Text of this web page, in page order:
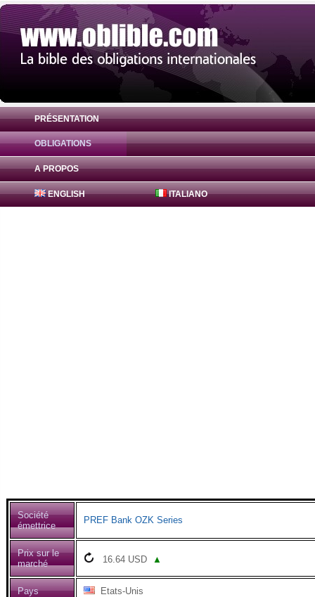
PRÉSENTATION
OBLIGATIONS
A PROPOS
ENGLISH ITALIANO
Action préférentielle Bank OZK Series
Société
émettrice
PREF Bank OZK Series
Prix sur le
marché
16.64 USD ▲
Pays Etats-Unis